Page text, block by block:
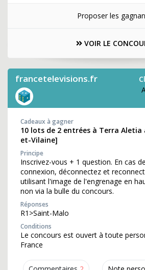
Proposer les
VOIR LE
francetelevisions.fr
Cadeaux à gagner
10 lots de 2 entrées à Terra
et-Vilaine]
Principe
Inscrivez-vous + 1 question. En cas
connexion, déconnectez et
utilisant l'image de l'engrenage en
non via la bulle du concours.
Réponses
R1>Saint-Malo
Conditions
Le concours est ouvert à toute
France